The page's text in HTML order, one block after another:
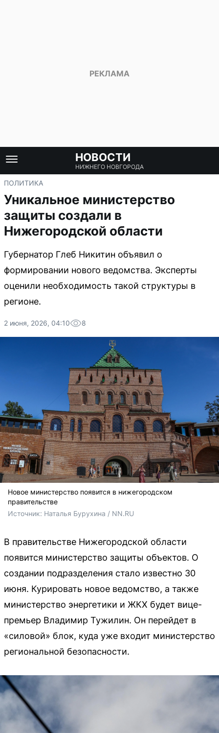
НОВОСТИ
НИЖНЕГО НОВГОРОДА
ПОЛИТИКА
Уникальное министерство
защиты создали в
Нижегородской области
Губернатор Глеб Никитин объявил о
формировании нового ведомства. Эксперты
оценили необходимость такой структуры в
регионе.
2 июня, 2026, 04:10 8
Новое министерство появится в нижегородском
правительстве
Источник: Наталья Бурухина / NN.RU
В правительстве Нижегородской области
появится министерство защиты объектов. О
создании подразделения стало известно 30
июня. Курировать новое ведомство, а также
министерство энергетики и ЖКХ будет вице-
премьер Владимир Тужилин. Он перейдет в
«силовой» блок, куда уже входит министерство
региональной безопасности.